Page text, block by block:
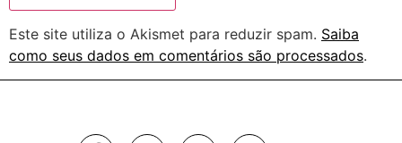
Este site utiliza o Akismet para reduzir spam. Saiba
como seus dados em comentários são processados.